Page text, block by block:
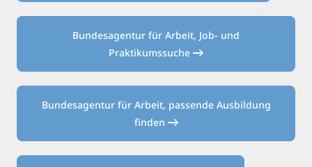
Bundesagentur für Arbeit, Job- und
Praktikumssuche
Bundesagentur für Arbeit, passende Ausbildung
finden